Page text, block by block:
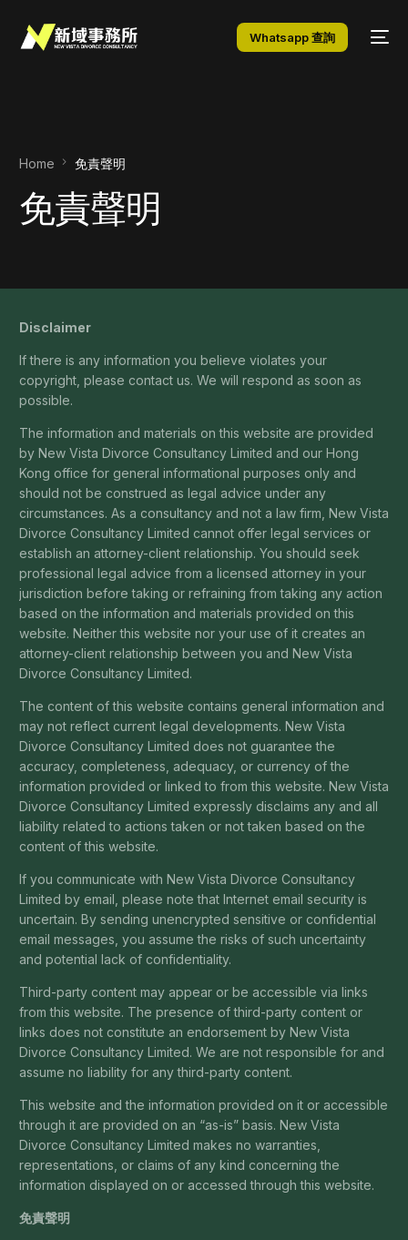
Whatsapp 查詢
Home 免責聲明
免責聲明
Disclaimer
If there is any information you believe violates your
copyright, please contact us. We will respond as soon as
possible.
The information and materials on this website are provided
by New Vista Divorce Consultancy Limited and our Hong
Kong office for general informational purposes only and
should not be construed as legal advice under any
circumstances. As a consultancy and not a law firm, New Vista
Divorce Consultancy Limited cannot offer legal services or
establish an attorney-client relationship. You should seek
professional legal advice from a licensed attorney in your
jurisdiction before taking or refraining from taking any action
based on the information and materials provided on this
website. Neither this website nor your use of it creates an
attorney-client relationship between you and New Vista
Divorce Consultancy Limited.
The content of this website contains general information and
may not reflect current legal developments. New Vista
Divorce Consultancy Limited does not guarantee the
accuracy, completeness, adequacy, or currency of the
information provided or linked to from this website. New Vista
Divorce Consultancy Limited expressly disclaims any and all
liability related to actions taken or not taken based on the
content of this website.
If you communicate with New Vista Divorce Consultancy
Limited by email, please note that Internet email security is
uncertain. By sending unencrypted sensitive or confidential
email messages, you assume the risks of such uncertainty
and potential lack of confidentiality.
Third-party content may appear or be accessible via links
from this website. The presence of third-party content or
links does not constitute an endorsement by New Vista
Divorce Consultancy Limited. We are not responsible for and
assume no liability for any third-party content.
This website and the information provided on it or accessible
through it are provided on an “as-is” basis. New Vista
Divorce Consultancy Limited makes no warranties,
representations, or claims of any kind concerning the
information displayed on or accessed through this website.
免責聲明